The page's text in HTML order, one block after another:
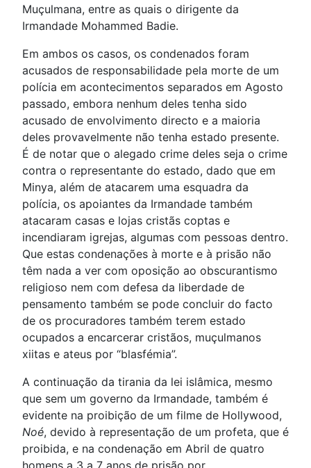
Muçulmana, entre as quais o dirigente da
Irmandade Mohammed Badie.
Em ambos os casos, os condenados foram
acusados de responsabilidade pela morte de um
polícia em acontecimentos separados em Agosto
passado, embora nenhum deles tenha sido
acusado de envolvimento directo e a maioria
deles provavelmente não tenha estado presente.
É de notar que o alegado crime deles seja o crime
contra o representante do estado, dado que em
Minya, além de atacarem uma esquadra da
polícia, os apoiantes da Irmandade também
atacaram casas e lojas cristãs coptas e
incendiaram igrejas, algumas com pessoas dentro.
Que estas condenações à morte e à prisão não
têm nada a ver com oposição ao obscurantismo
religioso nem com defesa da liberdade de
pensamento também se pode concluir do facto
de os procuradores também terem estado
ocupados a encarcerar cristãos, muçulmanos
xiitas e ateus por “blasfémia”.
A continuação da tirania da lei islâmica, mesmo
que sem um governo da Irmandade, também é
evidente na proibição de um filme de Hollywood,
Noé, devido à representação de um profeta, que é
proibida, e na condenação em Abril de quatro
homens a 3 a 7 anos de prisão por